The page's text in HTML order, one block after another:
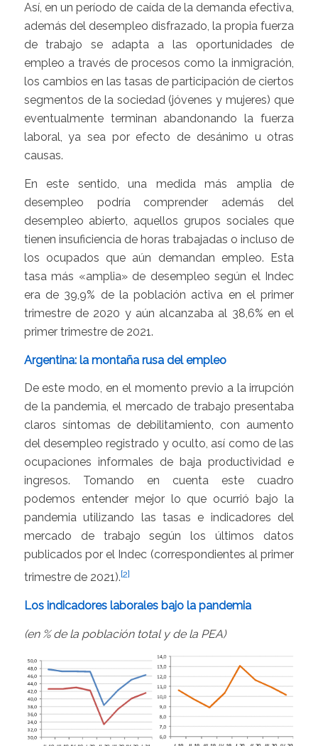
Así, en un período de caída de la demanda efectiva,
además del desempleo disfrazado, la propia fuerza
de trabajo se adapta a las oportunidades de
empleo a través de procesos como la inmigración,
los cambios en las tasas de participación de ciertos
segmentos de la sociedad (jóvenes y mujeres) que
eventualmente terminan abandonando la fuerza
laboral, ya sea por efecto de desánimo u otras
causas.
En este sentido, una medida más amplia de
desempleo podría comprender además del
desempleo abierto, aquellos grupos sociales que
tienen insuficiencia de horas trabajadas o incluso de
los ocupados que aún demandan empleo. Esta
tasa más «amplia» de desempleo según el Indec
era de 39,9% de la población activa en el primer
trimestre de 2020 y aún alcanzaba al 38,6% en el
primer trimestre de 2021.
Argentina: la montaña rusa del empleo
De este modo, en el momento previo a la irrupción
de la pandemia, el mercado de trabajo presentaba
claros síntomas de debilitamiento, con aumento
del desempleo registrado y oculto, así como de las
ocupaciones informales de baja productividad e
ingresos. Tomando en cuenta este cuadro
podemos entender mejor lo que ocurrió bajo la
pandemia utilizando las tasas e indicadores del
mercado de trabajo según los últimos datos
publicados por el Indec (correspondientes al primer
trimestre de 2021).[2]
Los indicadores laborales bajo la pandemia
(en % de la población total y de la PEA)